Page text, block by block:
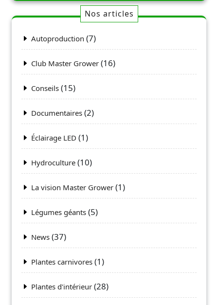
Nos articles
Autoproduction (7)
Club Master Grower (16)
Conseils (15)
Documentaires (2)
Éclairage LED (1)
Hydroculture (10)
La vision Master Grower (1)
Légumes géants (5)
News (37)
Plantes carnivores (1)
Plantes d'intérieur (28)